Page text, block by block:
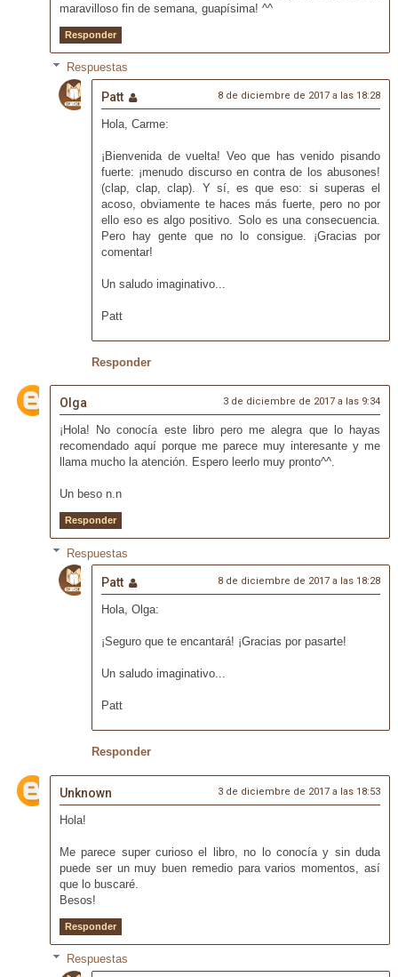
maravilloso fin de semana, guapísima! ^^
Responder
Respuestas
Patt 8 de diciembre de 2017 a las 18:28
Hola, Carme:
¡Bienvenida de vuelta! Veo que has venido pisando
fuerte: ¡menudo discurso en contra de los abusones!
(clap, clap, clap). Y sí, es que eso: si superas el
acoso, obviamente te haces más fuerte, pero no por
ello eso es algo positivo. Solo es una consecuencia.
Pero hay gente que no lo consigue. ¡Gracias por
comentar!
Un saludo imaginativo...
Patt
Responder
Olga 3 de diciembre de 2017 a las 9:34
¡Hola! No conocía este libro pero me alegra que lo hayas
recomendado aquí porque me parece muy interesante y me
llama mucho la atención. Espero leerlo muy pronto^^.
Un beso n.n
Responder
Respuestas
Patt 8 de diciembre de 2017 a las 18:28
Hola, Olga:
¡Seguro que te encantará! ¡Gracias por pasarte!
Un saludo imaginativo...
Patt
Responder
Unknown 3 de diciembre de 2017 a las 18:53
Hola!
Me parece super curioso el libro, no lo conocía y sin duda
puede ser un muy buen remedio para varios momentos, así
que lo buscaré.
Besos!
Responder
Respuestas